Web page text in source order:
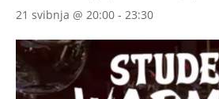
21 svibnja @ 20:00 - 23:30